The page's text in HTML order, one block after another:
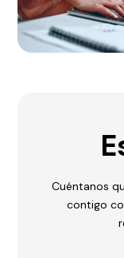
Cuéntanos
contigo